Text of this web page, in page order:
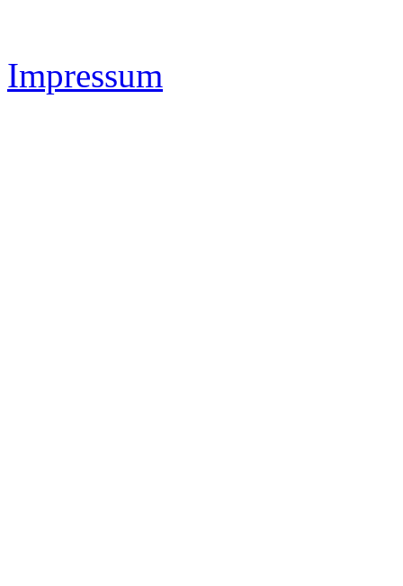
Impressum